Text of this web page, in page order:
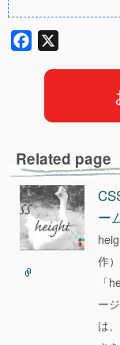
o
k
Related page
ー
作
「
ー
は